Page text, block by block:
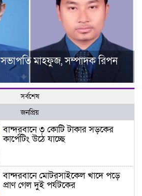
সভাপতি মাহফুজ, সম্পাদক রিপন
সর্বশেষ
জনপ্রিয়
বান্দরবানে ৩ কোটি টাকার সড়কের
কার্পেটিং উঠে যাচ্ছে
বান্দরবানে মোটরসাইকেল খাদে পড়ে
প্রাণ গেল দুই পর্যটকের